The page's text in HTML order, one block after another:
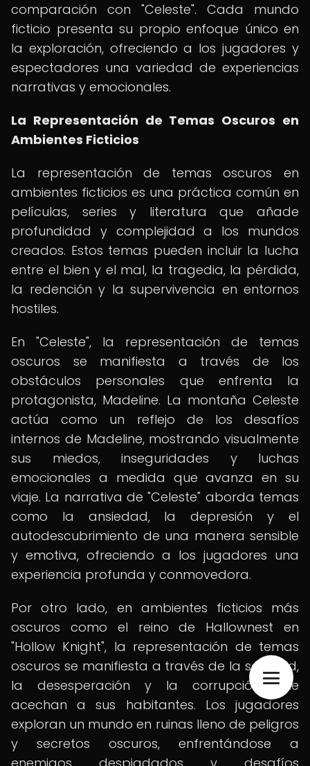
comparación con "Celeste". Cada mundo
ficticio presenta su propio enfoque único en
la exploración, ofreciendo a los jugadores y
espectadores una variedad de experiencias
narrativas y emocionales.
La Representación de Temas Oscuros en
Ambientes Ficticios
La representación de temas oscuros en
ambientes ficticios es una práctica común en
películas, series y literatura que añade
profundidad y complejidad a los mundos
creados. Estos temas pueden incluir la lucha
entre el bien y el mal, la tragedia, la pérdida,
la redención y la supervivencia en entornos
hostiles.
En "Celeste", la representación de temas
oscuros se manifiesta a través de los
obstáculos personales que enfrenta la
protagonista, Madeline. La montaña Celeste
actúa como un reflejo de los desafíos
internos de Madeline, mostrando visualmente
sus miedos, inseguridades y luchas
emocionales a medida que avanza en su
viaje. La narrativa de "Celeste" aborda temas
como la ansiedad, la depresión y el
autodescubrimiento de una manera sensible
y emotiva, ofreciendo a los jugadores una
experiencia profunda y conmovedora.
Por otro lado, en ambientes ficticios más
oscuros como el reino de Hallownest en
"Hollow Knight", la representación de temas
oscuros se manifiesta a través de la soledad,
la desesperación y la corrupción que
acechan a sus habitantes. Los jugadores
exploran un mundo en ruinas lleno de peligros
y secretos oscuros, enfrentándose a